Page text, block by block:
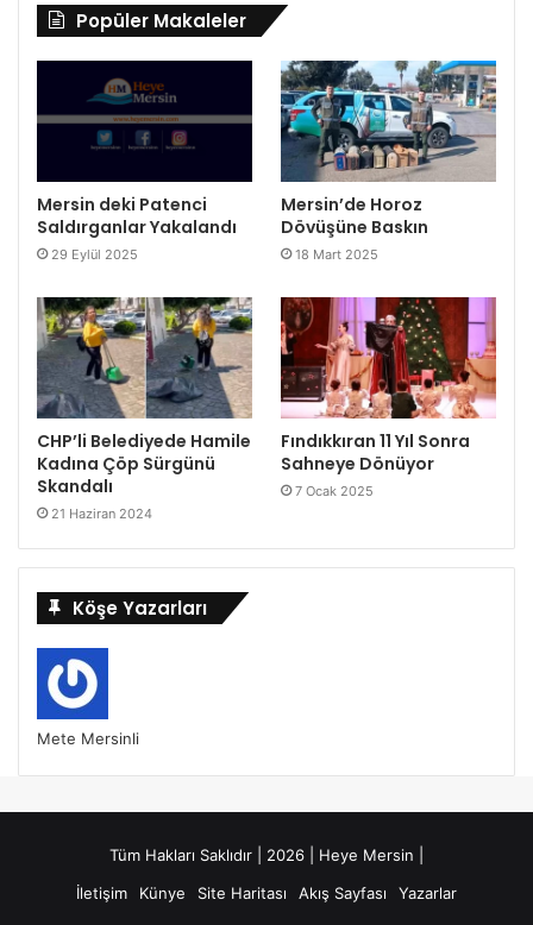
Popüler Makaleler
Mersin deki Patenci
Saldırganlar Yakalandı
29 Eylül 2025
Mersin’de Horoz
Dövüşüne Baskın
18 Mart 2025
CHP’li Belediyede Hamile
Kadına Çöp Sürgünü
Skandalı
21 Haziran 2024
Fındıkkıran 11 Yıl Sonra
Sahneye Dönüyor
7 Ocak 2025
Köşe Yazarları
Mete Mersinli
Tüm Hakları Saklıdır | 2026 | Heye Mersin |
İletişim
Künye Site Haritası Akış Sayfası
Yazarlar